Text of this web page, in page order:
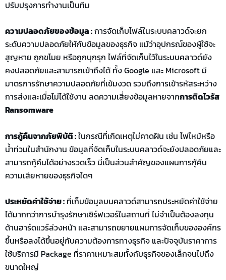
ปรับปรุงการทำงานเป็นทีม
ความปลอดภัยของข้อมูล :การจัดเก็บไฟล์ในระบบคลาวด์จะยก
ระดับความปลอดภัยให้กับข้อมูลของธุรกิจ แม้ว่าอุปกรณ์ของผู้ใช้จะ
สูญหาย ถูกขโมย หรือถูกบุกรุก ไฟล์ที่จัดเก็บไว้ในระบบคลาวด์ยัง
คงปลอดภัยและสามารถเข้าถึงได้ ทั้ง Google และ Microsoft มี
มาตรการรักษาความปลอดภัยที่เข้มงวด รวมถึงการเข้ารหัสระหว่าง
การส่งและเมื่อไม่ได้ใช้งาน ลดความเสี่ยงข้อมูลหายจากการติดไวรัส
Ransomware
การกู้คืนจากภัยพิบัติ :ในกรณีที่เกิดเหตุไม่คาดฝัน เช่น ไฟไหม้หรือ
น้ำท่วมในสำนักงาน ข้อมูลที่จัดเก็บในระบบคลาวด์จะยังปลอดภัยและ
สามารถกู้คืนได้อย่างรวดเร็ว นี่เป็นส่วนสำคัญของแผนการกู้คืน
ความเสียหายของธุรกิจใดๆ
ประหยัดค่าใช้จ่าย : ที่เก็บข้อมูลบนคลาวด์สามารถประหยัดค่าใช้จ่าย
ได้มากกว่าการบำรุงรักษาเซิร์ฟเวอร์ในสถานที่ ไม่จำเป็นต้องลงทุน
ด้านฮาร์ดแวร์ล่วงหน้า และสามารถขยายแผนการจัดเก็บขององค์กร
ขึ้นหรือลงได้ขึ้นอยู่กับความต้องการทางธุรกิจ และปัจจุบันราคาการ
ใช้บริการมี Package ที่ราคาเหมาะสมทั้งกับธุรกิจของเล็กจนไปถึง
ขนาดใหญ่